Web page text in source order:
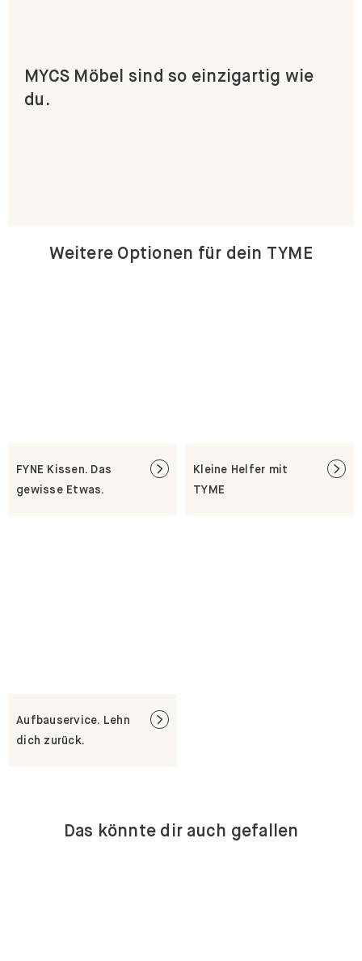
MYCS Möbel sind so einzigartig wie
du.
Weitere Optionen für dein TYME
FYNE Kissen. Das
gewisse Etwas.
Kleine Helfer mit
TYME
Aufbauservice. Lehn
dich zurück.
Das könnte dir auch gefallen